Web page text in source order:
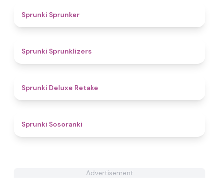
Sprunki Sprunker
Sprunki Sprunklizers
Sprunki Deluxe Retake
Sprunki Sosoranki
Advertisement